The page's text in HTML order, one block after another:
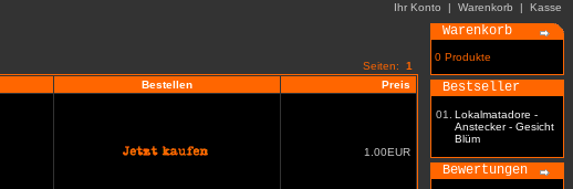
Ihr Konto | Warenkorb | Kasse
Seiten: 1
Bestellen Preis
1.00EUR
Warenkorb
0 Produkte
Bestseller
01.
Lokalmatadore -
Anstecker - Gesicht
Blüm
Bewertungen